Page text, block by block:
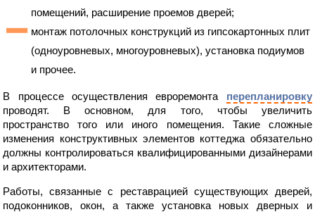
помещений, расширение проемов дверей;
монтаж потолочных конструкций из гипсокартонных плит
(одноуровневых, многоуровневых), установка подиумов
и прочее.
В процессе осуществления евроремонта перепланировку
проводят. В основном, для того, чтобы увеличить
пространство того или иного помещения. Такие сложные
изменения конструктивных элементов коттеджа обязательно
должны контролироваться квалифицированными дизайнерами
и архитекторами.
Работы, связанные с реставрацией существующих дверей,
подоконников, окон, а также установка новых дверных и